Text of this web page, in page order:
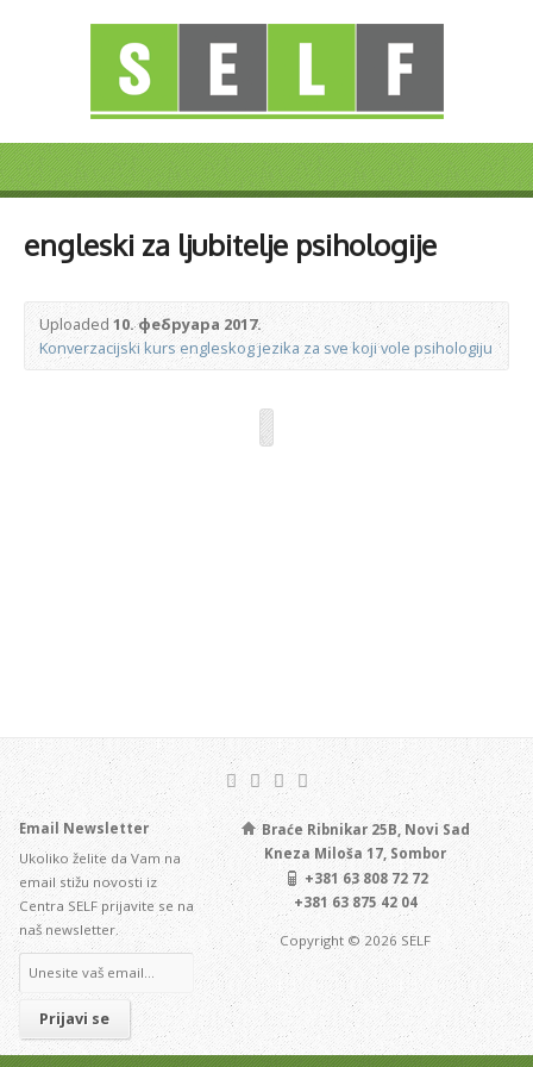
engleski za ljubitelje psihologije
Uploaded10. фебруара 2017.
Konverzacijski kurs engleskog jezika za sve koji vole psihologiju
Email Newsletter
Ukoliko želite da Vam na
email stižu novosti iz
Centra SELF prijavite se na
naš newsletter.
Braće Ribnikar 25B, Novi Sad
Kneza Miloša 17, Sombor
+381 63 808 72 72
+381 63 875 42 04
Copyright © 2026 SELF